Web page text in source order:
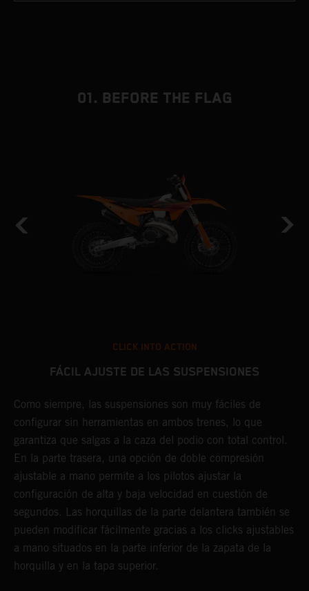
01. BEFORE THE FLAG
CLICK INTO ACTION
FÁCIL AJUSTE DE LAS SUSPENSIONES
Como siempre, las suspensiones son muy fáciles de
configurar sin herramientas en ambos trenes, lo que
garantiza que salgas a la caza del podio con total control.
En la parte trasera, una opción de doble compresión
ajustable a mano permite a los pilotos ajustar la
configuración de alta y baja velocidad en cuestión de
segundos. Las horquillas de la parte delantera también se
pueden modificar fácilmente gracias a los clicks ajustables
a mano situados en la parte inferior de la zapata de la
horquilla y en la tapa superior.